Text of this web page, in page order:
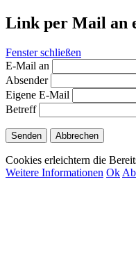
Link per Mail an
Fenster schließen
E-Mail an
Absender
Eigene E-Mail
Betreff
Senden Abbrechen
Cookies erleichtern die
Weitere Informationen Ok